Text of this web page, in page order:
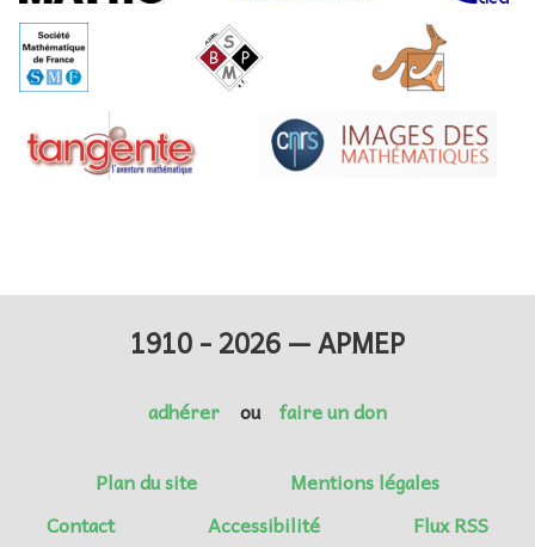
1910 - 2026 — APMEP
adhérer ou faire un don
Plan du site
Mentions légales
Contact
Accessibilité Flux RSS